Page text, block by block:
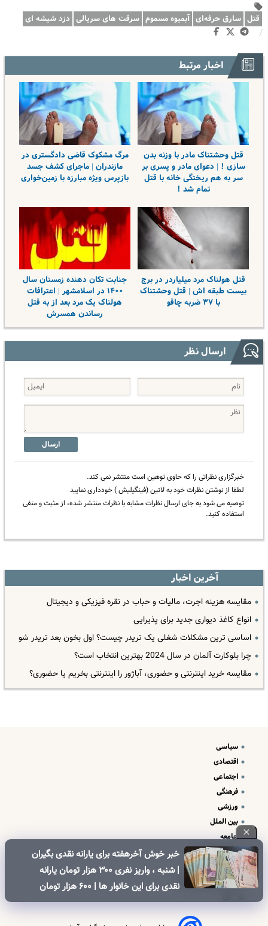
قتل سارق حرفه‌ای آبمیوه مسموم سرقت های سریالی دزد شیشه ای
/
اخبار مرتبط
قتل وحشتناک مادر با وزنه بدن
سازی ! | دعوای مادر و پسری بر
سر به هم ریختگی خانه با قتل
تمام شد !
مرگ مشکوک قاضی دادگستری در
مازندران | ماجرای کشف جسد
بازپرس ویژه مبارزه با زمین‌خواری
قتل هولناک مرد میلیاردر در برج
بیست طبقه اش | قتل وحشتناک
با ۳۷ ضربه چاقو
جنابت تکان دهنده زمستان سال
۱۴۰۰ در اسلامشهر | اعترافات
هولناک یک مرد بعد از به قتل
رساندن همسرش
ارسال نظر
ارسال
خبرگزاری نظراتی را که حاوی توهین است منتشر نمی کند.
لطفا از نوشتن نظرات خود به لاتین (فینگیلیش ) خودداری نمایید
توصیه می شود به جای ارسال نظرات مشابه با نظرات منتشر شده، از مثبت و منفی
استفاده کنید.
آخرین اخبار
مقایسه هزینه اجرت، مالیات و حباب در نقره فیزیکی و دیجیتال
انواع کاغذ دیواری جدید برای پذیرایی
اساسی ترین مشکلات شغلی یک تریدر چیست؟ اول بخون بعد تریدر شو
چرا بلوکارت آلمان در سال 2024 بهترین انتخاب است؟
مقایسه خرید اینترنتی و حضوری، آباژور را اینترنتی بخریم یا حضوری؟
خبر خوش آخرهفته برای یارانه نقدی بگیران
| شنبه ، واریز نفری ۳۰۰ هزار تومان یارانه
نقدی برای این خانوار ها | ۶۰۰ هزار تومان
کالابرگ برای خانوارهای دارای فرزند
سیاسی
اقتصادی
اجتماعی
فرهنگی
ورزشی
بین الملل
جامعه
علم و فناوری
درباره ما
تبلیغات و تماس با ما